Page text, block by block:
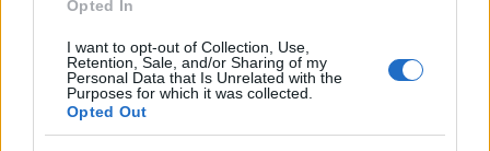
Opted In
I want to opt-out of Collection, Use,
Retention, Sale, and/or Sharing of my
Personal Data that Is Unrelated with the
Purposes for which it was collected.
Opted Out
«Βασική επιχειρηματολογία της υπουργού για τη